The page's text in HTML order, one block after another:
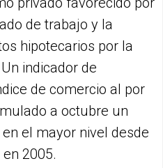
de trabajo y la
hipotecarios por la
indicador de
de comercio al por
a octubre un
el mayor nivel desde
2005.